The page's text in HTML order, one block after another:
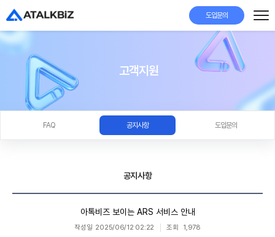
도입문의
고객지원
FAQ 공지사항 도입문의
공지사항
아톡비즈 보이는 ARS 서비스 안내
작성일 2025/06/12 02:22 조회 1,978